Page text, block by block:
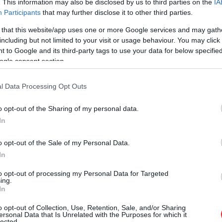
This information may also be disclosed by us to third parties on the
Participants that may further disclose it to other third parties.
that this website/app uses one or more Google services and may
but not limited to your visit or usage behaviour. You may
to Google and its third-party tags to use your data for below
consent section.
Data Processing Opt Outs
opt-out of the Sharing of my personal data.
opt-out of the Sale of my Personal Data.
opt-out of processing my Personal Data for Targeted
opt-out of Collection, Use, Retention, Sale, and/or Sharing
Data that Is Unrelated with the Purposes for which it
Viņa secina, ka ārpus dzimtenes viss
pievienojas, norādot uz kraso atšķirību
ierasta parādība ir neapmierinātas sejas
un sirsnība, kas spilgti izpaužas arī
sievas ikdienas soli, tādēļ viņš
– es strādāšu, lai tev varētu būt kaut
būs bišķiņ vecāka par tevi, tāda kārtīga
uzņemtos rūpes par maltīšu gatavošanu,
saposties. Olga atminas, ka līdzīga aprūpe
uzskata, ka šāds atbalsts ir nepieciešams,
blakus.